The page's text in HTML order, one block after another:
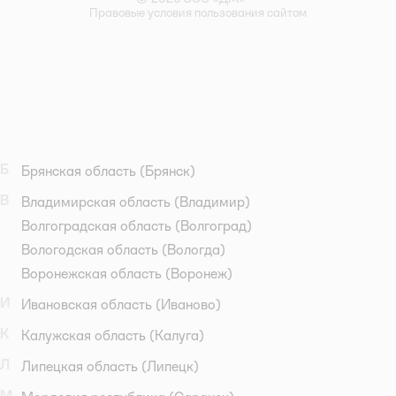
Правовые условия пользования сайтом
Брянская область (Брянск)
Владимирская область (Владимир)
Волгоградская область (Волгоград)
Вологодская область (Вологда)
Воронежская область (Воронеж)
Ивановская область (Иваново)
Калужская область (Калуга)
Липецкая область (Липецк)